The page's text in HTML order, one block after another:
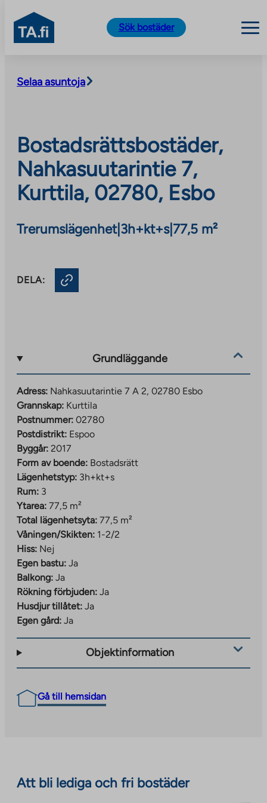
content
TA.fi
Sök bostäder
Selaa asuntoja
Bostadsrättsbostäder,
Nahkasuutarintie 7,
Kurttila, 02780, Esbo
Trerumslägenhet| 3h+kt+s| 77,5 m²
DELA:
Grundläggande
Adress: Nahkasuutarintie 7 A 2, 02780 Esbo
Grannskap: Kurttila
Postnummer: 02780
Postdistrikt: Espoo
Byggår: 2017
Form av boende: Bostadsrätt
Lägenhetstyp: 3h+kt+s
Rum: 3
Ytarea: 77,5 m²
Total lägenhetsyta: 77,5 m²
Våningen/Skikten: 1-2/2
Hiss: Nej
Egen bastu: Ja
Balkong: Ja
Rökning förbjuden: Ja
Husdjur tillåtet: Ja
Egen gård: Ja
Objektinformation
Gå till hemsidan
Att bli lediga och fri bostäder